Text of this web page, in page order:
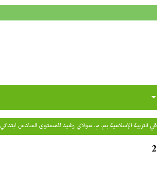
التربية الإسلامية بم. م. مولاي رشيد للمستوى السادس ابتدائي 2018